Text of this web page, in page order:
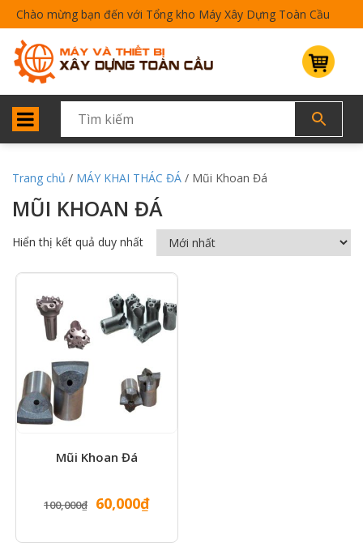
Chào mừng bạn đến với Tổng kho Máy Xây Dựng Toàn Cầu
Trang chủ / MÁY KHAI THÁC ĐÁ / Mũi Khoan Đá
MŨI KHOAN ĐÁ
Hiển thị kết quả duy nhất
Mũi Khoan Đá
100,000₫
Giá
là:
60,000₫Giá
tại